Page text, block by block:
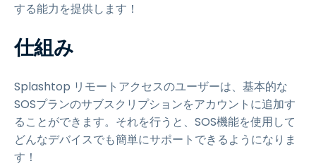
する能力を提供します！
仕組み
Splashtop リモートアクセスのユーザーは、基本的な
SOSプランのサブスクリプションをアカウントに追加す
ることができます。それを行うと、SOS機能を使用して
どんなデバイスでも簡単にサポートできるようになりま
す！